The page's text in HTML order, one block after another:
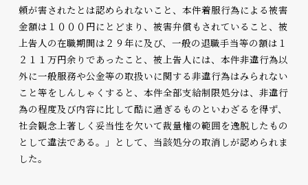
頼が害されたとは認められないこと、本件着服行為による被害
金額は１０００円にとどまり、被害弁償もされていること、被
上告人の在職期間は２９年に及び、一般の退職手当等の額は１
２１１万円余りであったこと、被上告人には、本件非違行為以
外に一般服務や公金等の取扱いに関する非違行為はみられない
こと等をしんしゃくすると、本件全部支給制限処分は、非違行
為の程度及び内容に比して酷に過ぎるものといわざるを得ず、
社会観念上著しく妥当性を欠いて裁量権の範囲を逸脱したもの
として違法である。」として、当該処分の取消しが認められま
した。